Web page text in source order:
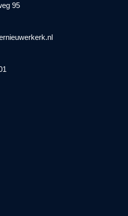
95